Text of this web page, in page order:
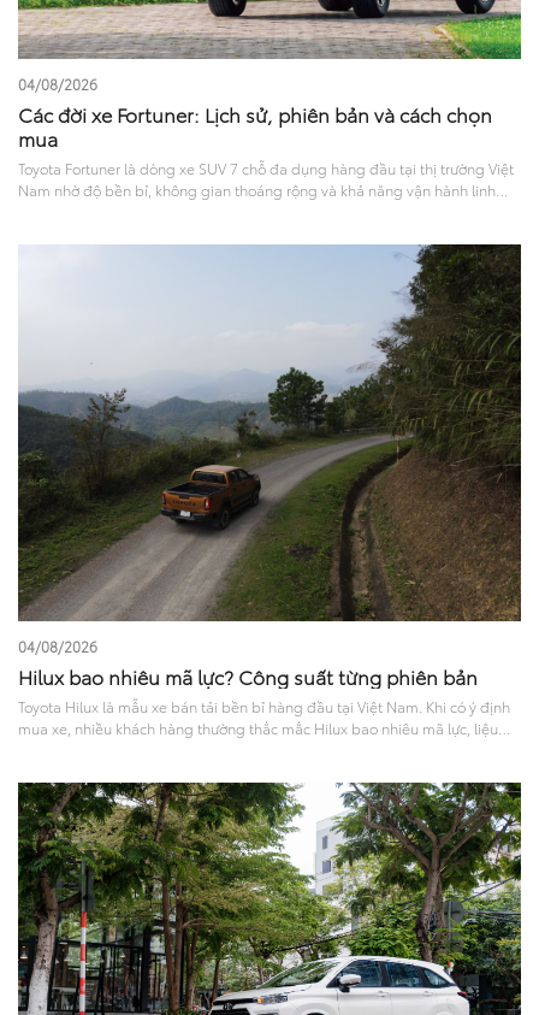
04/08/2026
Các đời xe Fortuner: Lịch sử, phiên bản và cách chọn
mua
Toyota Fortuner là dòng xe SUV 7 chỗ đa dụng hàng đầu tại thị trường Việt
Nam nhờ độ bền bỉ, không gian thoáng rộng và khả năng vận hành linh
các mốc nâng cấp, thay đổi về thiết kế, tiện nghi, vận hành và phiên bản
hiện tại sẽ giúp bạn có cái nhìn toàn diện để đưa ra lựa chọn phù hợp.
04/08/2026
Hilux bao nhiêu mã lực? Công suất từng phiên bản
Toyota Hilux là mẫu xe bán tải bền bỉ hàng đầu tại Việt Nam. Khi có ý định
mua xe, nhiều khách hàng thường thắc mắc Hilux bao nhiêu mã lực, liệu
phiên bản phù hợp nhất..